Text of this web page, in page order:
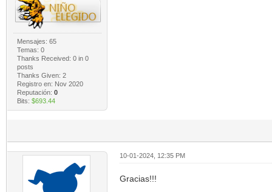
Mensajes: 65
Temas: 0
Thanks Received: 0in 0
posts
Thanks Given: 2
Registro en: Nov 2020
Reputación: 0
Bits: $693.44
10-01-2024, 12:35 PM
Gracias!!!